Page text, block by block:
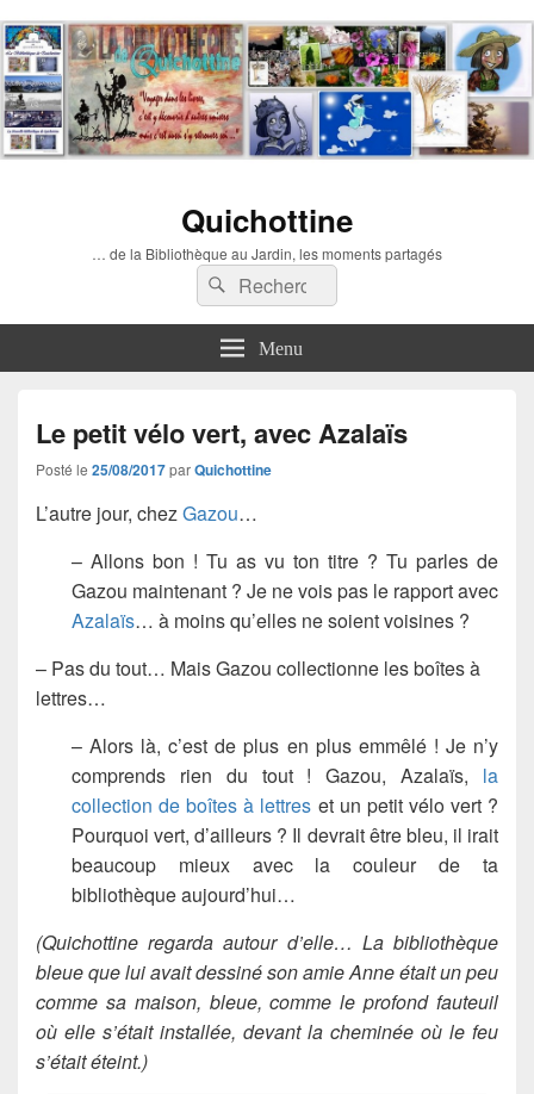
Quichottine
… de la Bibliothèque au Jardin, les moments partagés
Recherche :
Rechercher
Menu
Le petit vélo vert, avec Azalaïs
Posté le 25/08/2017parQuichottine
L’autre jour, chez Gazou…
– Allons bon ! Tu as vu ton titre ? Tu parles de
Gazou maintenant ? Je ne vois pas le rapport avec
Azalaïs… à moins qu’elles ne soient voisines ?
– Pas du tout… Mais Gazou collectionne les boîtes à
lettres…
– Alors là, c’est de plus en plus emmêlé ! Je n’y
comprends rien du tout ! Gazou, Azalaïs, la
collection de boîtes à lettres et un petit vélo vert ?
Pourquoi vert, d’ailleurs ? Il devrait être bleu, il irait
beaucoup mieux avec la couleur de ta
bibliothèque aujourd’hui…
(Quichottine regarda autour d’elle… La bibliothèque
bleue que lui avait dessiné son amie Anne était un peu
comme sa maison, bleue, comme le profond fauteuil
où elle s’était installée, devant la cheminée où le feu
s’était éteint.)